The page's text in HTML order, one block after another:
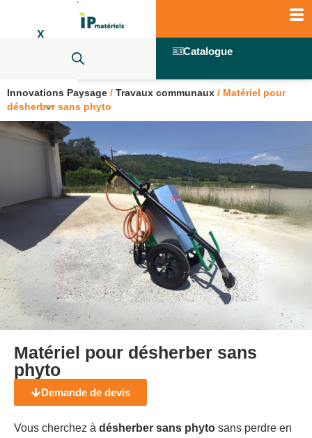
X
Catalogue
Innovations Paysage / Travaux communaux / Matériel pour
désherber sans phyto
Matériel pour désherber sans
phyto
Demande de devis
Vous cherchez à désherber sans phyto sans perdre en